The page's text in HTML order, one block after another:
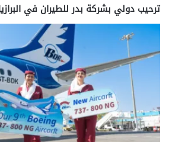
ترحيب دولي بشركة بدر للطيران في